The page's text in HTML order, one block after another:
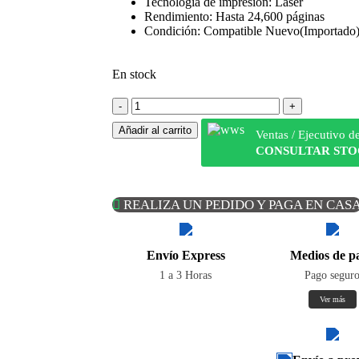
Rendimiento: Hasta 24,600 páginas
Condición: Compatible Nuevo(Importado)
En stock
Añadir al carrito
Ventas / Ejecutivo
CONSULTAR
REALIZA UN PEDIDO Y PAGA EN
Envío Express
1 a 3 Horas
Medios de
Pago
Ver más